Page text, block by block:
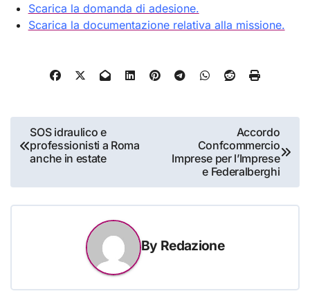
Scarica la domanda di adesione.
Scarica la documentazione relativa alla missione.
Navigazione
articoli
SOS idraulico e
professionisti a Roma
anche in estate
Accordo
Confcommercio
Imprese per l’Imprese
e Federalberghi
By Redazione